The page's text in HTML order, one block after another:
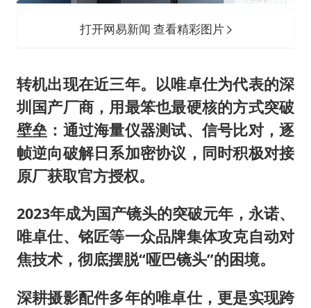
打开网易新闻 查看精彩图片
转机出现在近三年。以唯卓仕为代表的深
圳国产厂商，用最笨也最硬核的方式突破
壁垒：通过海量仪器测试、信号比对，逐
帧逆向破解日系加密协议，同时积极对接
原厂获取官方授权。
2023年成为国产镜头的突破元年，永诺、
唯卓仕、铭匠等一众品牌集体攻克自动对
焦技术，彻底摆脱“哑巴镜头”的困境。
深耕摄影配件多年的唯卓仕，更是实现跨